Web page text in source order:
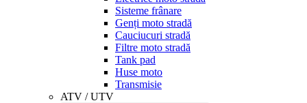
Sisteme frânare
Genți moto stradă
Cauciucuri stradă
Filtre moto stradă
Tank pad
Huse moto
Transmisie
ATV / UTV